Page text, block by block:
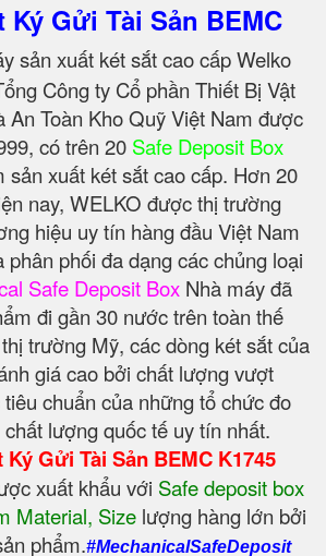
Ký Gửi Tài Sản BEMC
sản xuất két sắt cao cấp Welko
Công ty Cổ phần Thiết Bị Vật
An Toàn Kho Quỹ Việt Nam được
có trên 20 Safe Deposit Box
sản xuất két sắt cao cấp. Hơn 20
nay, WELKO được thị trường
hiệu uy tín hàng đầu Việt Nam
phân phối đa dạng các chủng loại
Safe Deposit Box Nhà máy đã
đi gần 30 nước trên toàn thế
trường Mỹ, các dòng két sắt của
giá cao bởi chất lượng vượt
chuẩn của những tổ chức đo
lượng quốc tế uy tín nhất.
Ký Gửi Tài Sản BEMC K1745
xuất khẩu với Safe deposit box
Material, Size ‎ lượng hàng lớn bởi
phẩm.#MechanicalSafeDeposit